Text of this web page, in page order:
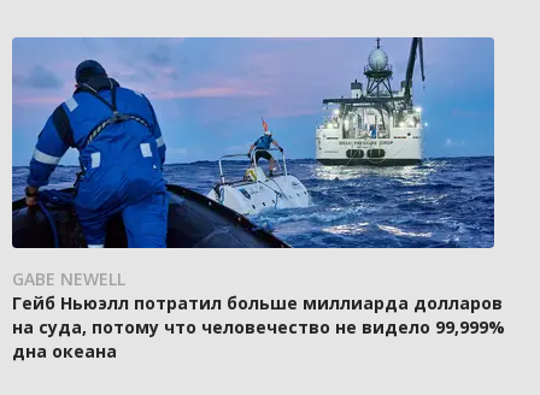
GABE NEWELL
Гейб Ньюэлл потратил больше миллиарда долларов
на суда, потому что человечество не видело 99,999%
дна океана